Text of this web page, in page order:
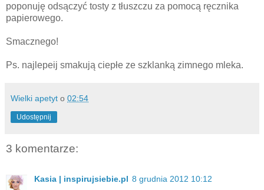
poponuję odsączyć tosty z tłuszczu za pomocą ręcznika
papierowego.
Smacznego!
Ps. najlepeij smakują ciepłe ze szklanką zimnego mleka.
Wielki apetyt o 02:54
Udostępnij
3 komentarze:
Kasia | inspirujsiebie.pl 8 grudnia 2012 10:12